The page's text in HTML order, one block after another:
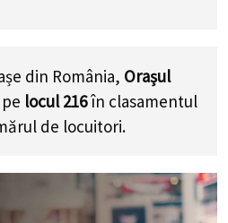
din România, Orașul
locul 216în clasamentul
de locuitori.